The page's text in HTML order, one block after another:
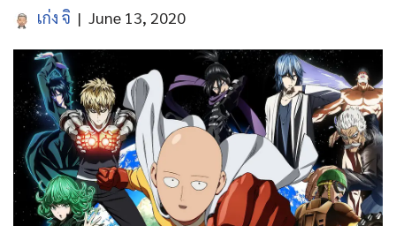
เก่ง จิ June 13, 2020